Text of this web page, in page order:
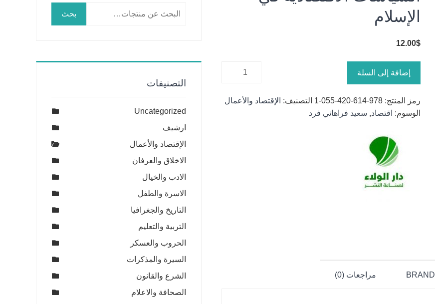
الإسلام
12.00$
في
إضافة إلى السلة
رمز المنتج: 978-614-420-055-1 التصنيف: الإقتصاد والأعمال
الوسوم: اقتصاد, سعيد فراهاني فرد
BRAND مراجعات (0)
بحث
التصنيفات
Uncategorized
ارشيف
الإقتصاد والأعمال
الاخلاق والعرفان
الادب والخيال
الاسرة والطفل
التاريخ والجغرافيا
التربية والتعليم
الحروب والعسكر
السيرة والمذكرات
الشرع والقانون
الصحافة والاعلام